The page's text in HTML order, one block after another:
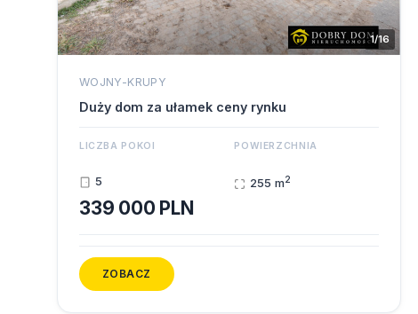
1/16
WOJNY-KRUPY
Duży dom za ułamek ceny rynku
LICZBA POKOI
5
POWIERZCHNIA
255 m2
339 000 PLN
ZOBACZ